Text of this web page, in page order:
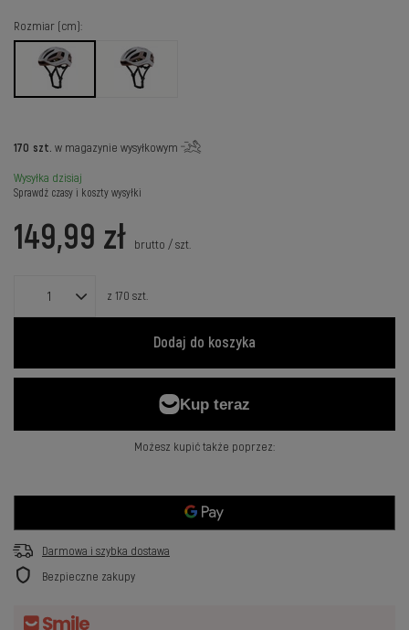
Rozmiar (cm)
170 szt. w magazynie wysyłkowym
Wysyłka dzisiaj
Sprawdź czasy i koszty wysyłki
149,99 zł brutto /szt.
z 170 szt.
Dodaj do koszyka
Możesz kupić także poprzez:
Darmowa i szybka dostawa
Bezpieczne zakupy